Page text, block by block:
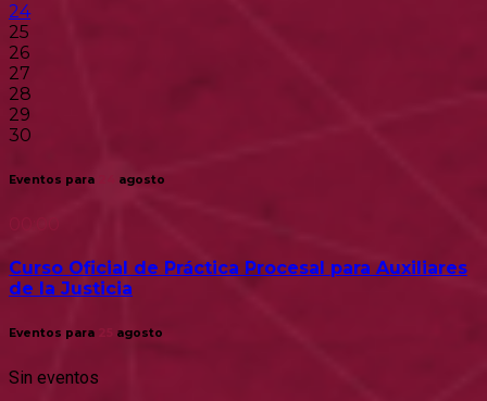
24
25
26
27
28
29
30
Eventos para agosto
Curso Oficial de Práctica Procesal para Auxiliares
de la Justicia
Eventos para agosto
Sin eventos